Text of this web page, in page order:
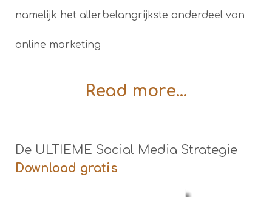
namelijk het allerbelangrijkste onderdeel van
online marketing
Read more...
De ULTIEME Social Media Strategie
Download gratis